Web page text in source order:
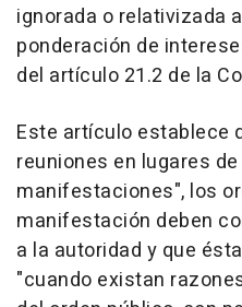
ignorada o relativizada
ponderación de
del artículo 21.2 de la
Este artículo establece
reuniones en lugares
manifestaciones", los
manifestación deben
a la autoridad y que
"cuando existan